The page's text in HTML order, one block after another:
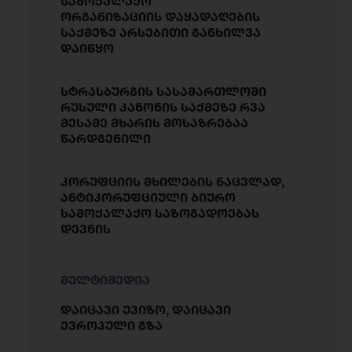
ორგანიზაციის დაყადაღების
საქმეზე არსებითი განხილვა
დაიწყო
სტრასბურგის სასამართლოში
რუსული კანონის საქმეზე რვა
მესამე მხარის მოსაზრებაა
წარდგენილი
კორუფციის მხილების ნაცვლად,
ანტიკორუფციული ბიურო
სამოქალაქო საზოგადოებას
დევნის
მულტიმედია
დაიცავი უვიზო, დაიცავი
ევროპული გზა